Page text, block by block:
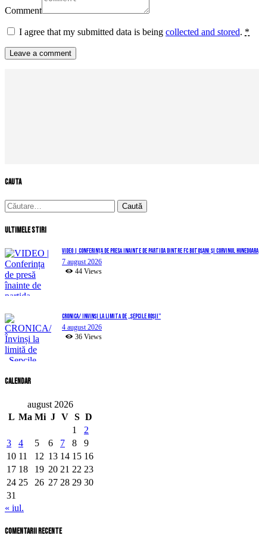
Comment
I agree that my submitted data is being collected and stored. *
cauta
Caută
după:
Ultimele stiri
VIDEO | Conferința de presă înainte de partida dintre FC Botoșani și Corvinul Hunedoara
7 august 2026
44 Views
CRONICA/ Învinși la limită de „Șepcile Roșii”
4 august 2026
36 Views
Calendar
august 2026
L Ma Mi J V S D
1
2
3
4 5 6 7 8
9
10 11 12 13 14 15 16
17 18 19 20 21 22 23
24 25 26 27 28 29 30
31
« iul.
comentarii recente